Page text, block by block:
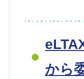
から